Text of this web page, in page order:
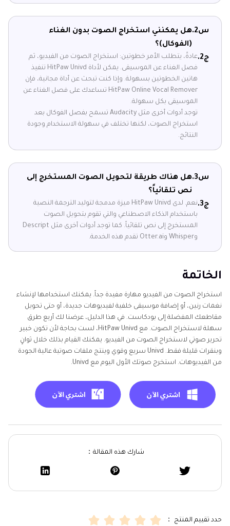
س2.
هل يمكنني استخراج الصوت بدون الغناء
(الفوكال)؟
ج2.
عادةً، يتطلب الأمر خطوتين: استخراج الصوت من الفيديو، ثم
فصل الغناء عن الموسيقى. يمكن لأداة HitPaw Univd تنفيذ
هاتين الخطوتين بسهولة. وإذا كنت تبحث عن أداة مجانية، فإن
HitPaw Online Vocal Remover تساعدك على فصل الغناء عن
الموسيقى بكل سهولة.
توجد أدوات أخرى مثل Audacity تسمح بفصل الفوكال بعد
استخراج الصوت، لكنها تختلف في سهولة الاستخدام وجودة
النتائج.
س3.
هل هناك طريقة لتحويل الصوت المستخرج إلى
نص تلقائياً؟
ج3.
نعم. لدى HitPaw Univd ميزة مدمجة لتوليد الترجمة النصية
باستخدام الذكاء الاصطناعي والتي تقوم بتحويل الصوت
المستخرج إلى نص تلقائياً. كما توجد أدوات أخرى مثل Descript
وWhisper وOtter.ai تقدم هذه الخدمة.
الخاتمة
استخراج الصوت من الفيديو مهارة مفيدة جداً. يمكنك استخدامها لإنشاء
نغمات رنين، أو إضافة موسيقى خلفية لفيديوهات جديدة، أو حتى تحويل
مقاطعك المفضلة إلى بودكاست. في هذا الدليل، عرضنا لك أربع طرق
سهلة لاستخراج الصوت. مع HitPaw Univd، لست بحاجة لأن تكون خبير
تحرير صوتي لاستخراج الصوت من الفيديو. يمكنك القيام بذلك خلال ثوانٍ
وبنقرات قليلة فقط. Univd سريع وقوي وينتج ملفات صوتية عالية الجودة
من الفيديوهات. استخرج صوتك الأول اليوم مع Univd.
شارك هذه المقالة：
حدد تقييم المنتج ：